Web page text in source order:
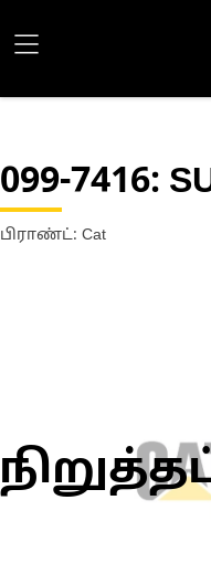
099-7416:
பிராண்ட்: Cat